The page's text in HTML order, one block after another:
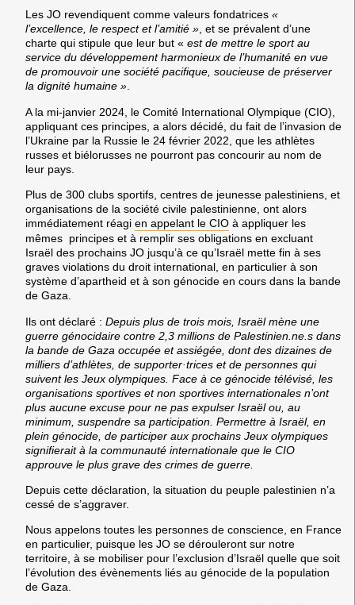
Les JO revendiquent comme valeurs fondatrices «
l’excellence, le respect et l’amitié », et se prévalent d’une
charte qui stipule que leur but « est de mettre le sport au
service du développement harmonieux de l’humanité en vue
de promouvoir une société pacifique, soucieuse de préserver
la dignité humaine ».
A la mi-janvier 2024, le Comité International Olympique (CIO),
appliquant ces principes, a alors décidé, du fait de l’invasion de
l’Ukraine par la Russie le 24 février 2022, que les athlètes
russes et biélorusses ne pourront pas concourir au nom de
leur pays.
Plus de 300 clubs sportifs, centres de jeunesse palestiniens, et
organisations de la société civile palestinienne, ont alors
immédiatement réagi en appelant le CIO à appliquer les
mêmes principes et à remplir ses obligations en excluant
Israël des prochains JO jusqu’à ce qu’Israël mette fin à ses
graves violations du droit international, en particulier à son
système d’apartheid et à son génocide en cours dans la bande
de Gaza.
Ils ont déclaré : Depuis plus de trois mois, Israël mène une
guerre génocidaire contre 2,3 millions de Palestinien.ne.s dans
la bande de Gaza occupée et assiégée, dont des dizaines de
milliers d’athlètes, de supporter·trices et de personnes qui
suivent les Jeux olympiques. Face à ce génocide télévisé, les
organisations sportives et non sportives internationales n’ont
plus aucune excuse pour ne pas expulser Israël ou, au
minimum, suspendre sa participation. Permettre à Israël, en
plein génocide, de participer aux prochains Jeux olympiques
signifierait à la communauté internationale que le CIO
approuve le plus grave des crimes de guerre.
Depuis cette déclaration, la situation du peuple palestinien n’a
cessé de s’aggraver.
Nous appelons toutes les personnes de conscience, en France
en particulier, puisque les JO se dérouleront sur notre
territoire, à se mobiliser pour l’exclusion d’Israël quelle que soit
l’évolution des évènements liés au génocide de la population
de Gaza.